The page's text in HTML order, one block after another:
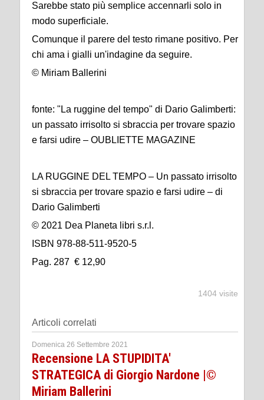
Sarebbe stato più semplice accennarli solo in
modo superficiale.
Comunque il parere del testo rimane positivo. Per
chi ama i gialli un'indagine da seguire.
© Miriam Ballerini
fonte: "La ruggine del tempo" di Dario Galimberti:
un passato irrisolto si sbraccia per trovare spazio
e farsi udire – OUBLIETTE MAGAZINE
LA RUGGINE DEL TEMPO – Un passato irrisolto
si sbraccia per trovare spazio e farsi udire – di
Dario Galimberti
© 2021 Dea Planeta libri s.r.l.
ISBN 978-88-511-9520-5
Pag. 287 € 12,90
1404 visite
Articoli correlati
Domenica 26 Settembre 2021
Recensione LA STUPIDITA'
STRATEGICA di Giorgio Nardone |©
Miriam Ballerini